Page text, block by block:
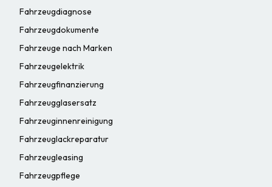
Fahrzeugdiagnose
Fahrzeugdokumente
Fahrzeuge nach Marken
Fahrzeugelektrik
Fahrzeugfinanzierung
Fahrzeugglasersatz
Fahrzeuginnenreinigung
Fahrzeuglackreparatur
Fahrzeugleasing
Fahrzeugpflege